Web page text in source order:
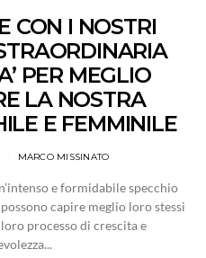
CON I NOSTRI
PER MEGLIO
LA NOSTRA
E FEMMINILE
MARCO MISSINATO
e formidabile specchio
capire meglio loro stessi
processo di crescita e